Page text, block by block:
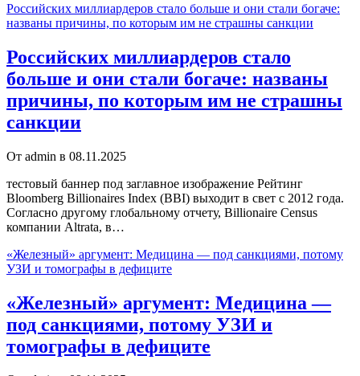
Российских миллиардеров стало больше и они стали богаче:
названы причины, по которым им не страшны санкции
Российских миллиардеров стало
больше и они стали богаче: названы
причины, по которым им не страшны
санкции
От admin в 08.11.2025
тестовый баннер под заглавное изображение Рейтинг
Bloomberg Billionaires Index (BBI) выходит в свет с 2012 года.
Согласно другому глобальному отчету, Billionaire Census
компании Altrata, в…
«Железный» аргумент: Медицина — под санкциями, потому
УЗИ и томографы в дефиците
«Железный» аргумент: Медицина —
под санкциями, потому УЗИ и
томографы в дефиците